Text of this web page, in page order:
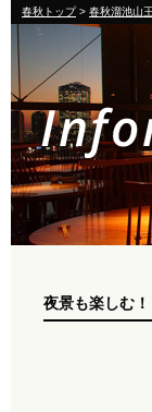
春秋トップ> 春秋溜池山王
夜景も楽しむ